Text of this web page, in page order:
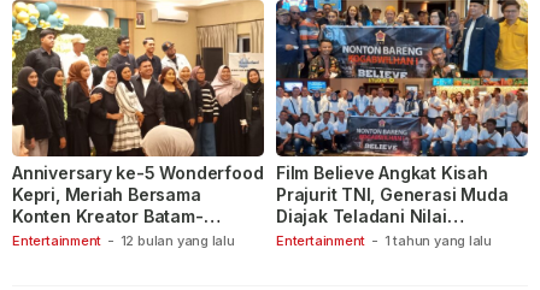
Entertainment - 12 bulan yang lalu
Anniversary ke-5 Wonderfood
Kepri, Meriah Bersama
Konten Kreator Batam-
Tanjungpinang
Entertainment - 1 tahun yang lalu
Film Believe Angkat Kisah
Prajurit TNI, Generasi Muda
Diajak Teladani Nilai
Keberanian